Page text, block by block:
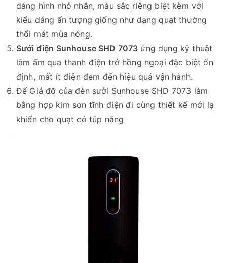
dáng hình nhỏ nhắn, màu sắc riêng biệt kèm với
kiểu dáng ấn tượng giống như dạng quạt thường
thổi mát mùa nóng.
Sưởi điện Sunhouse SHD 7073 ứng dụng kỹ thuật
làm ấm qua thanh điện trở hồng ngoại đặc biệt ổn
định, mất ít điện đem đến hiệu quả vận hành.
Đế Giá đỡ của đèn sưởi Sunhouse SHD 7073 làm
bằng hợp kim sơn tĩnh điện đi cùng thiết kế mới lạ
khiến cho quạt có túp năng